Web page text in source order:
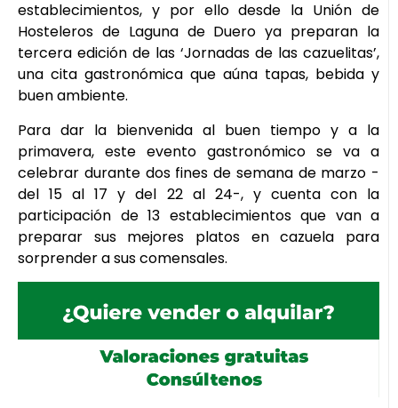
establecimientos, y por ello desde la Unión de
Hosteleros de Laguna de Duero ya preparan la
tercera edición de las ‘Jornadas de las cazuelitas’,
una cita gastronómica que aúna tapas, bebida y
buen ambiente.
Para dar la bienvenida al buen tiempo y a la
primavera, este evento gastronómico se va a
celebrar durante dos fines de semana de marzo -
del 15 al 17 y del 22 al 24-, y cuenta con la
participación de 13 establecimientos que van a
preparar sus mejores platos en cazuela para
sorprender a sus comensales.